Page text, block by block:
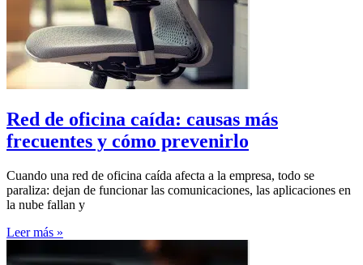
Red de oficina caída: causas más
frecuentes y cómo prevenirlo
Cuando una red de oficina caída afecta a la empresa, todo se
paraliza: dejan de funcionar las comunicaciones, las aplicaciones en
la nube fallan y
Leer más »